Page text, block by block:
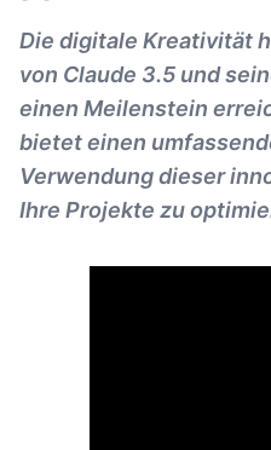
Die digitale Kreativität
von Claude 3.5 und
einen Meilenstein
bietet einen
Verwendung dieser
Ihre Projekte zu